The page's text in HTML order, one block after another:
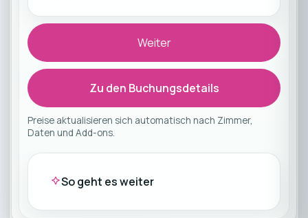
Weiter
Zu den Buchungsdetails
Preise aktualisieren sich automatisch nach Zimmer,
Daten und Add-ons.
So geht es weiter